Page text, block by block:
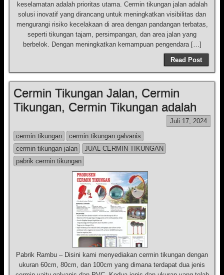
keselamatan adalah prioritas utama. Cermin tikungan jalan adalah
solusi inovatif yang dirancang untuk meningkatkan visibilitas dan
mengurangi risiko kecelakaan di area dengan pandangan terbatas,
seperti tikungan tajam, persimpangan, dan area jalan yang
berbelok. Dengan meningkatkan kemampuan pengendara […]
Read Post
Cermin Tikungan Jalan, Cermin
Tikungan, Cermin Tikungan adalah
Juli 17, 2024
cermin tikungan
cermin tikungan galvanis
cermin tikungan jalan
JUAL CERMIN TIKUNGAN
pabrik cermin tikungan
Pabrik Rambu – Disini kami menyediakan cermin tikungan dengan
ukuran 60cm, 80cm, dan 100cm yang dimana terdapat dua jenis